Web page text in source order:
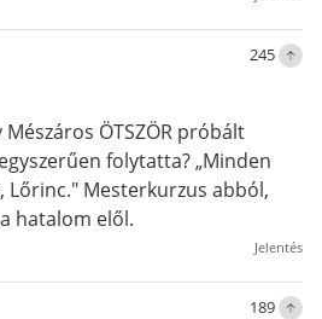
245
ÖTSZÖR próbált
folytatta? „Minden
Lőrinc." Mesterkurzus abból,
hatalom elől.
Jelentés
189